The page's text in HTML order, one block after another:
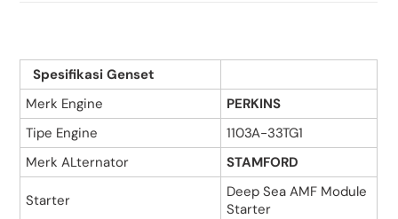
Spesifikasi Genset
Merk Engine
PERKINS
Tipe Engine
1103A-33TG1
Merk ALternator
STAMFORD
Starter
Deep Sea AMF Module
Starter